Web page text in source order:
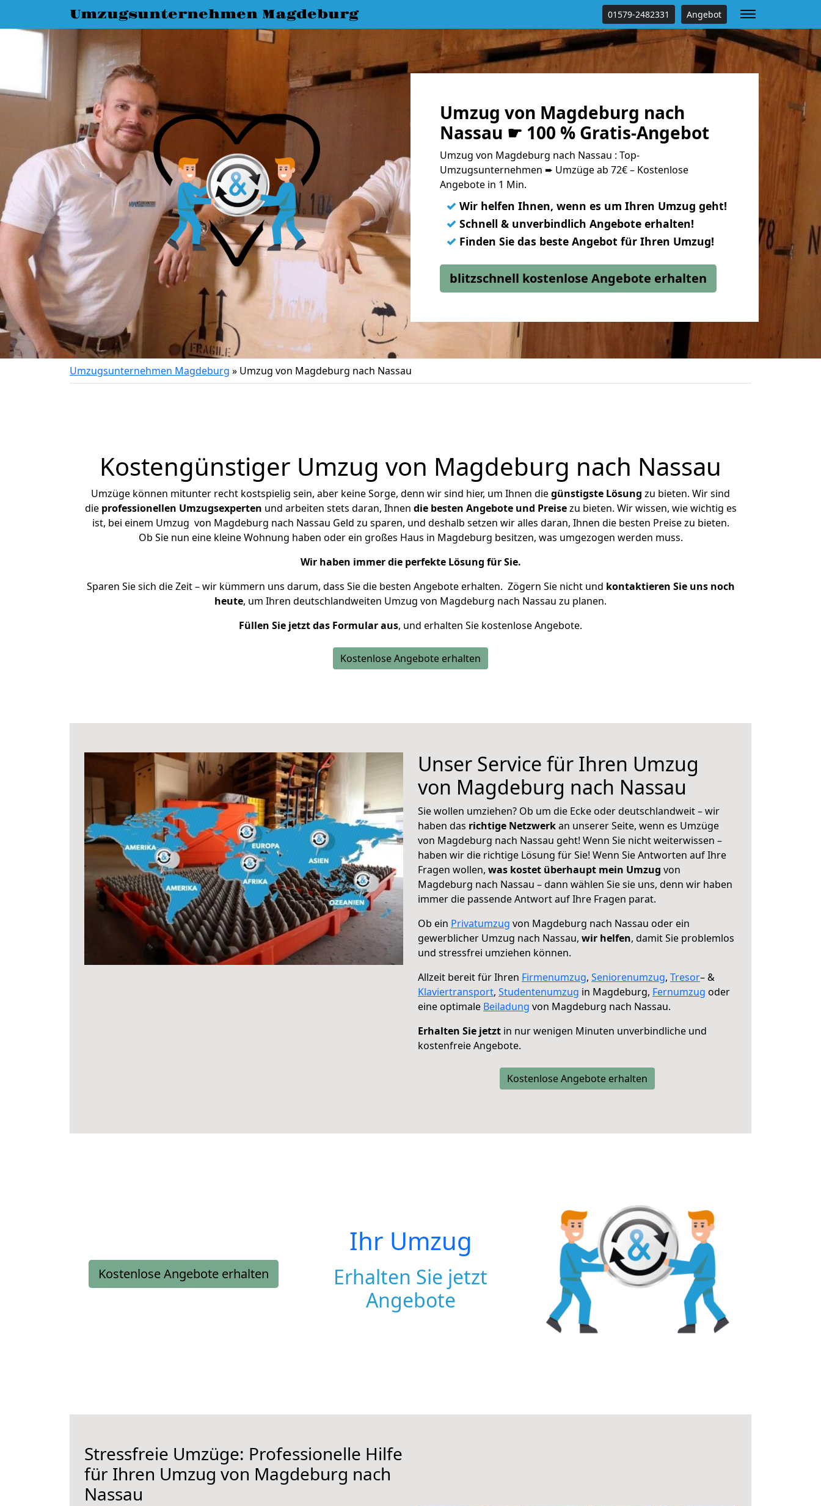
Umzugsunternehmen Magdeburg 01579-2482331 Angebot
Umzug von Magdeburg nach
Nassau ☛ 100 % Gratis-Angebot
Umzug von Magdeburg nach Nassau : Top-
Umzugsunternehmen ➨ Umzüge ab 72€ – Kostenlose
Angebote in 1 Min.
✓ Wir helfen Ihnen, wenn es um Ihren Umzug geht!
✓ Schnell & unverbindlich Angebote erhalten!
✓ Finden Sie das beste Angebot für Ihren Umzug!
blitzschnell kostenlose Angebote erhalten
Umzugsunternehmen Magdeburg » Umzug von Magdeburg nach Nassau
Kostengünstiger Umzug von Magdeburg nach Nassau
Umzüge können mitunter recht kostspielig sein, aber keine Sorge, denn wir sind hier, um Ihnen diegünstigste Lösung zu bieten. Wir sind
die professionellen Umzugsexperten und arbeiten stets daran, Ihnen die besten Angebote und Preisezu bieten. Wir wissen, wie wichtig es
ist, bei einem Umzug von Magdeburg nach Nassau Geld zu sparen, und deshalb setzen wir alles daran, Ihnen die besten Preise zu bieten.
Ob Sie nun eine kleine Wohnung haben oder ein großes Haus in Magdeburg besitzen, was umgezogen werden muss.
Wir haben immer die perfekte Lösung für Sie.
Sparen Sie sich die Zeit – wir kümmern uns darum, dass Sie die besten Angebote erhalten. Zögern Sie nicht und kontaktieren Sie uns noch
heute, um Ihren deutschlandweiten Umzug von Magdeburg nach Nassau zu planen.
Füllen Sie jetzt das Formular aus, und erhalten Sie kostenlose Angebote.
Kostenlose Angebote erhalten
Unser Service für Ihren Umzug
von Magdeburg nach Nassau
Sie wollen umziehen? Ob um die Ecke oder deutschlandweit – wir
haben das richtige Netzwerkan unserer Seite, wenn es Umzüge
von Magdeburg nach Nassau geht! Wenn Sie nicht weiterwissen –
haben wir die richtige Lösung für Sie! Wenn Sie Antworten auf Ihre
Fragen wollen, was kostet überhaupt mein Umzug von
Magdeburg nach Nassau – dann wählen Sie sie uns, denn wir haben
immer die passende Antwort auf Ihre Fragen parat.
Ob ein Privatumzug von Magdeburg nach Nassau oder ein
gewerblicher Umzug nach Nassau, wir helfen, damit Sie problemlos
und stressfrei umziehen können.
Allzeit bereit für Ihren Firmenumzug, Seniorenumzug, Tresor– &
Klaviertransport, Studentenumzug in Magdeburg, Fernumzug oder
eine optimale Beiladung von Magdeburg nach Nassau.
Erhalten Sie jetzt in nur wenigen Minuten unverbindliche und
kostenfreie Angebote.
Kostenlose Angebote erhalten
Kostenlose Angebote erhalten
Ihr Umzug
Erhalten Sie jetzt
Angebote
Stressfreie Umzüge: Professionelle Hilfe
für Ihren Umzug von Magdeburg nach
Nassau